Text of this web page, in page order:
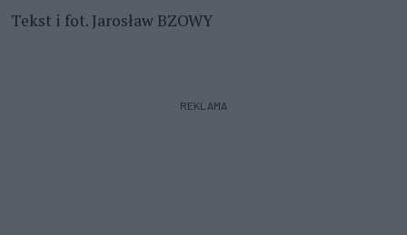
Tekst i fot. Jarosław BZOWY
REKLAMA